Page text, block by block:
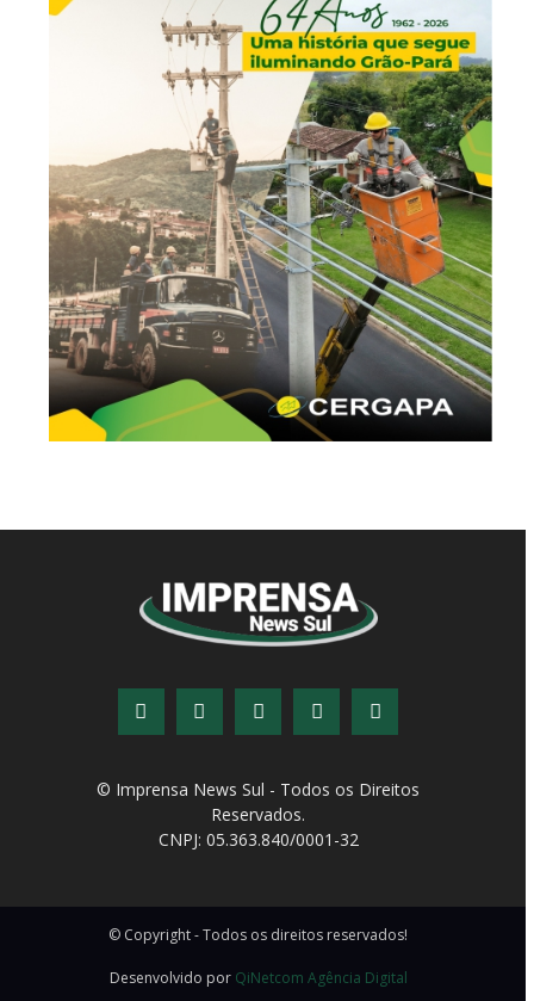
CNPJ: 05.363.840/0001-32
Desenvolvido porQiNetcom Agência Digital